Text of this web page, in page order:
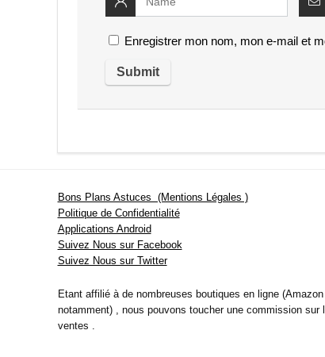
Enregistrer mon nom, mon e-mail et
Bons Plans Astuces (Mentions Légales )
Politique de Confidentialité
Applications Android
Suivez Nous sur Facebook
Suivez Nous sur Twitter
Etant affilié à de nombreuses boutiques en ligne (Amazon
notamment) , nous pouvons toucher une commission sur
ventes .